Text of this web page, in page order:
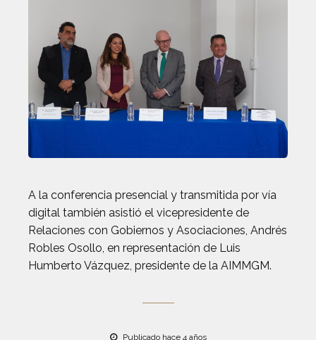
A la conferencia presencial y transmitida por vía
digital también asistió el vicepresidente de
Relaciones con Gobiernos y Asociaciones, Andrés
Robles Osollo, en representación de Luis
Humberto Vázquez, presidente de la AIMMGM.
Publicado hace 4 años